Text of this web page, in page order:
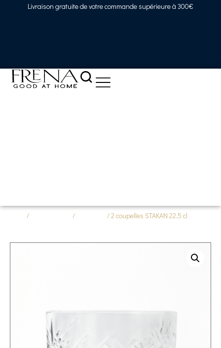
Livraison gratuite de votre commande supérieure à 300€
/ / / 2 coupelles STAKAN 22,5 cl